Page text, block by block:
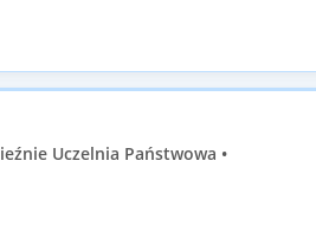
Uczelnia Państwowa •